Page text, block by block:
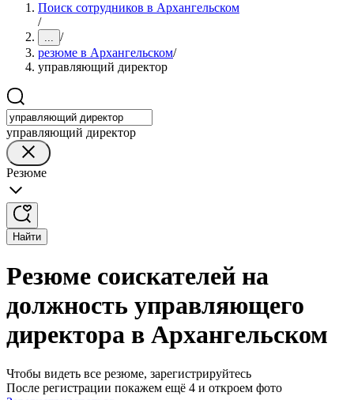
Поиск сотрудников в Архангельском
/
... /
резюме в Архангельском/
управляющий директор
управляющий директор
Резюме
Найти
Резюме соискателей на
должность управляющего
директора в Архангельском
Чтобы видеть все резюме, зарегистрируйтесь
После регистрации покажем ещё 4 и откроем фото